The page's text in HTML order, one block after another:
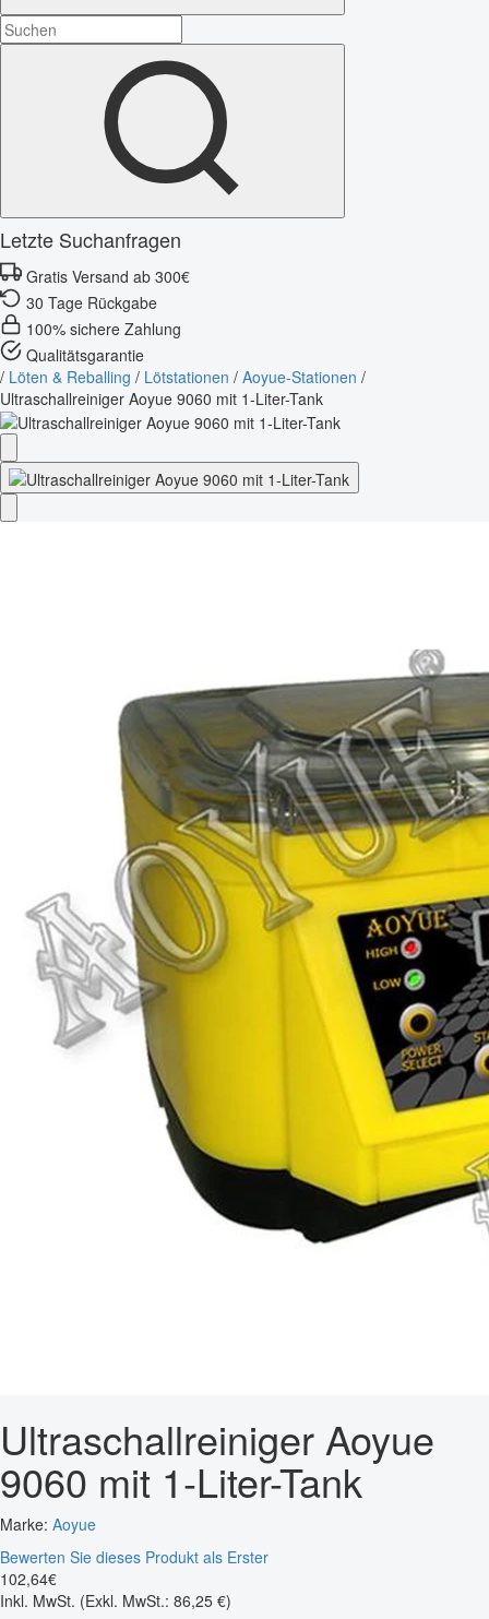
Letzte Suchanfragen
Gratis Versand ab 300€
30 Tage Rückgabe
100% sichere Zahlung
Qualitätsgarantie
/ Löten & Reballing / Lötstationen / Aoyue-Stationen /
Ultraschallreiniger Aoyue 9060 mit 1-Liter-Tank
Ultraschallreiniger Aoyue
9060 mit 1-Liter-Tank
Marke: Aoyue
Bewerten Sie dieses Produkt als Erster
102,64€
Inkl. MwSt. (Exkl. MwSt.: 86,25 €)